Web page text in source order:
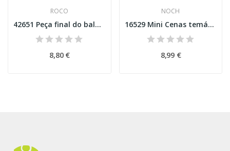
ROCO
42651 Peça final do balastro da via Esc H0
8,80 €
NOCH
16529 Mini Cenas temáticas "Na plataforma''...
8,99 €